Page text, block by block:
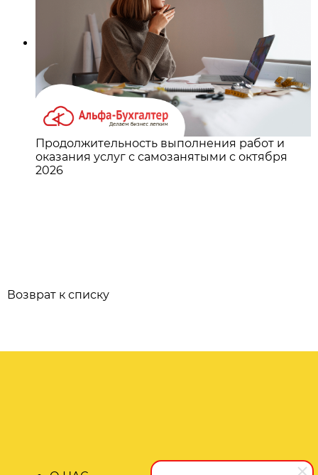
Продолжительность выполнения работ и
оказания услуг с самозанятыми с октября
2026
Возврат к списку